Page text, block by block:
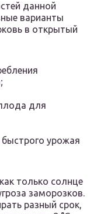
данной
варианты
в открытый
для
урожая
только солнце
заморозков.
разный срок,